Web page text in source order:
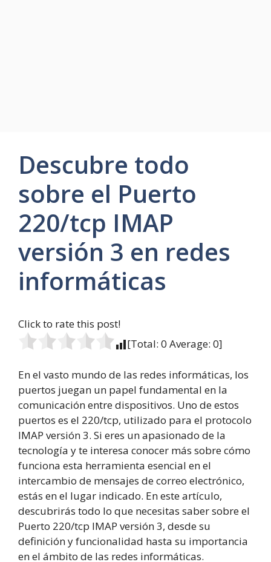
Descubre todo
sobre el Puerto
220/tcp IMAP
versión 3 en redes
informáticas
Click to rate this post!
[Total: 0 Average: 0]
En el vasto mundo de las redes informáticas, los
puertos juegan un papel fundamental en la
comunicación entre dispositivos. Uno de estos
puertos es el 220/tcp, utilizado para el protocolo
IMAP versión 3. Si eres un apasionado de la
tecnología y te interesa conocer más sobre cómo
funciona esta herramienta esencial en el
intercambio de mensajes de correo electrónico,
estás en el lugar indicado. En este artículo,
descubrirás todo lo que necesitas saber sobre el
Puerto 220/tcp IMAP versión 3, desde su
definición y funcionalidad hasta su importancia
en el ámbito de las redes informáticas.